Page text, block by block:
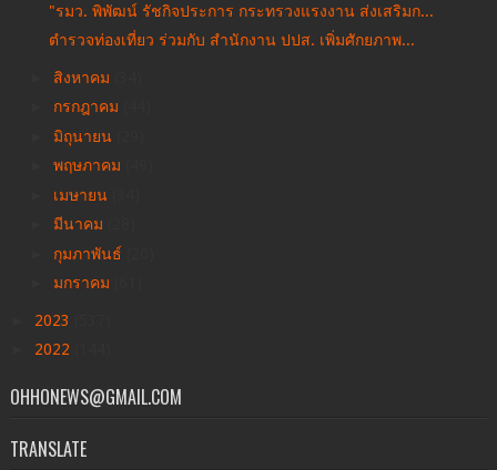
"รมว. พิพัฒน์ รัชกิจประการ กระทรวงแรงงาน ส่งเสริมก...
ตำรวจท่องเที่ยว ร่วมกับ สำนักงาน ปปส. เพิ่มศักยภาพ...
สิงหาคม
กรกฎาคม
มิถุนายน
พฤษภาคม
เมษายน
มีนาคม
กุมภาพันธ์
มกราคม
2023
2022
OHHONEWS@GMAIL.COM
TRANSLATE